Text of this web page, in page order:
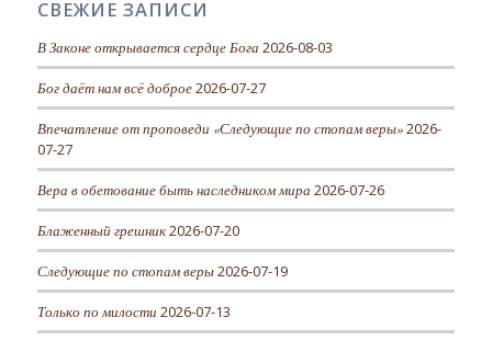
СВЕЖИЕ ЗАПИСИ
В Законе открывается сердце Бога 2026-08-03
Бог даёт нам всё доброе 2026-07-27
Впечатление от проповеди «Следующие по стопам веры» 2026-
07-27
Вера в обетование быть наследником мира 2026-07-26
Блаженный грешник 2026-07-20
Следующие по стопам веры 2026-07-19
Только по милости 2026-07-13